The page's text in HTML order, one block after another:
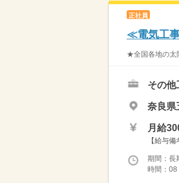
正社員
≪電気工
★全国各地の太
その他
奈良県
月給
【給与
期間：
時間：08